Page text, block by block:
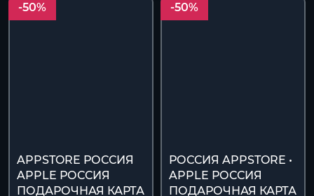
-50%
APPSTORE РОССИЯ
APPLE РОССИЯ
ПОДАРОЧНАЯ КАРТА
-50%
РОССИЯ APPSTORE •
APPLE РОССИЯ
ПОДАРОЧНАЯ КАРТА